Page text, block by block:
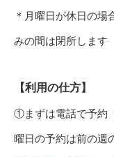
＊月曜日が休日の
みの間は閉所しま
【利用の仕方】
①まずは電話で予約
曜日の予約は前の